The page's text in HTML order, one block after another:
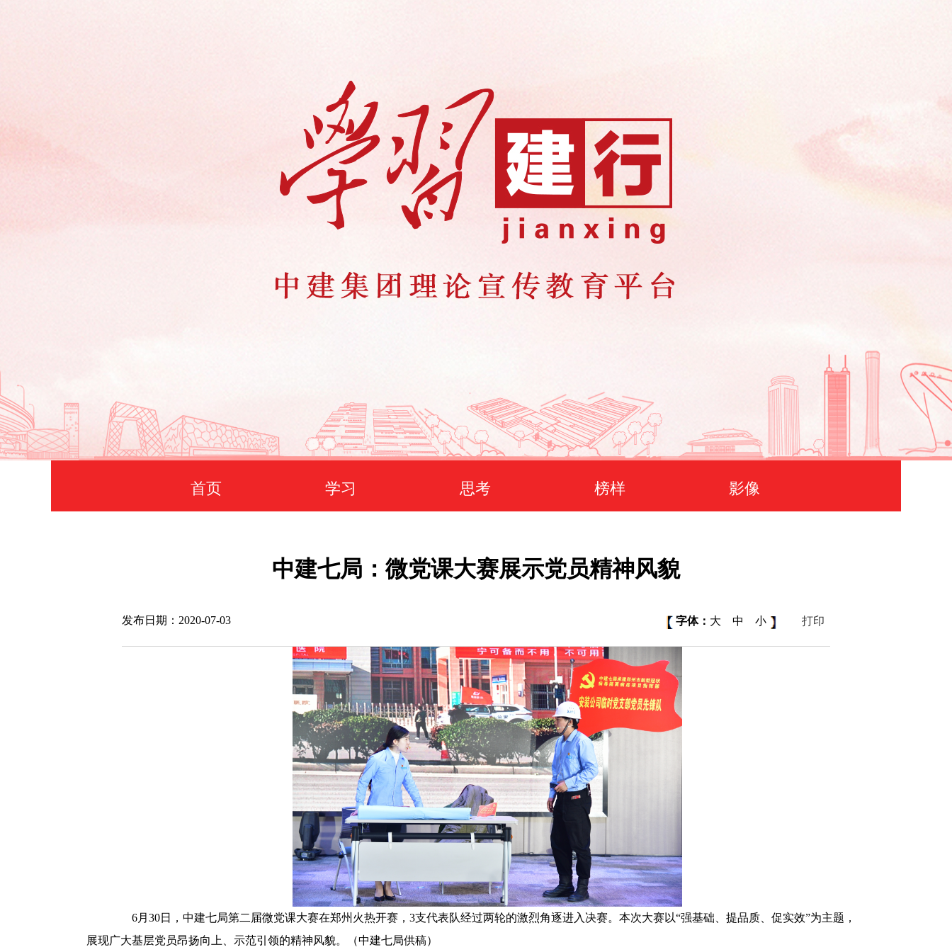
首页 学习 思考 榜样 影像
中建七局：微党课大赛展示党员精神风貌
发布日期：2020-07-03 字体： 大 中 小 打印
6月30日，中建七局第二届微党课大赛在郑州火热开赛，3支代表队经过两轮的激烈角逐进入决赛。本次大赛以“强基础、提品质、促实效”为主题，
展现广大基层党员昂扬向上、示范引领的精神风貌。（中建七局供稿）